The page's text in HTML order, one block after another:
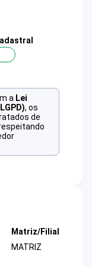
a Lei
, os
de
Matriz/Filial
MATRIZ